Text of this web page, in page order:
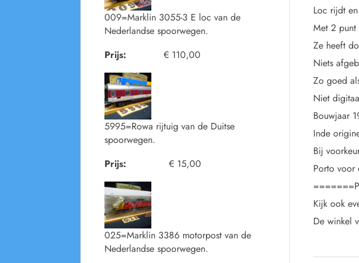
Loc rijdt
Met 2
Ze heeft
Niets
Zo goed
Niet
Bouwjaar
Inde
Bij
Porto voor
Kijk ook
De winkel
009=Marklin 3055-3 E loc van de
Nederlandse spoorwegen.
Prijs:
€ 110,00
5995=Rowa rijtuig van de Duitse
spoorwegen.
Prijs:
€ 15,00
025=Marklin 3386 motorpost van de
Nederlandse spoorwegen.